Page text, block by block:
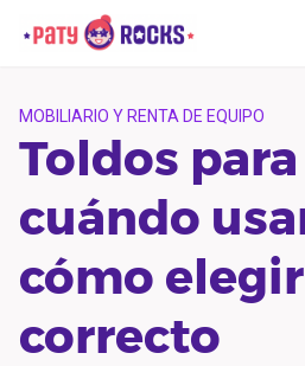
MOBILIARIO Y RENTA DE EQUIPO
Toldos
cuándo
cómo
correcto